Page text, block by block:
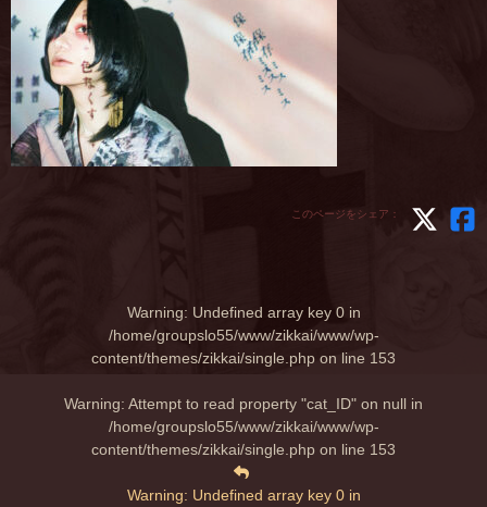
このページをシェア：
Warning: Undefined array key 0 in
/home/groupslo55/www/zikkai/www/wp-
content/themes/zikkai/single.php on line 153
Warning: Attempt to read property "cat_ID" on null in
/home/groupslo55/www/zikkai/www/wp-
content/themes/zikkai/single.php on line 153
Warning: Undefined array key 0 in